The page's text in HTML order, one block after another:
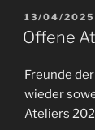
AM
13/04/2025
Offene
Freunde
wieder
Ateliers